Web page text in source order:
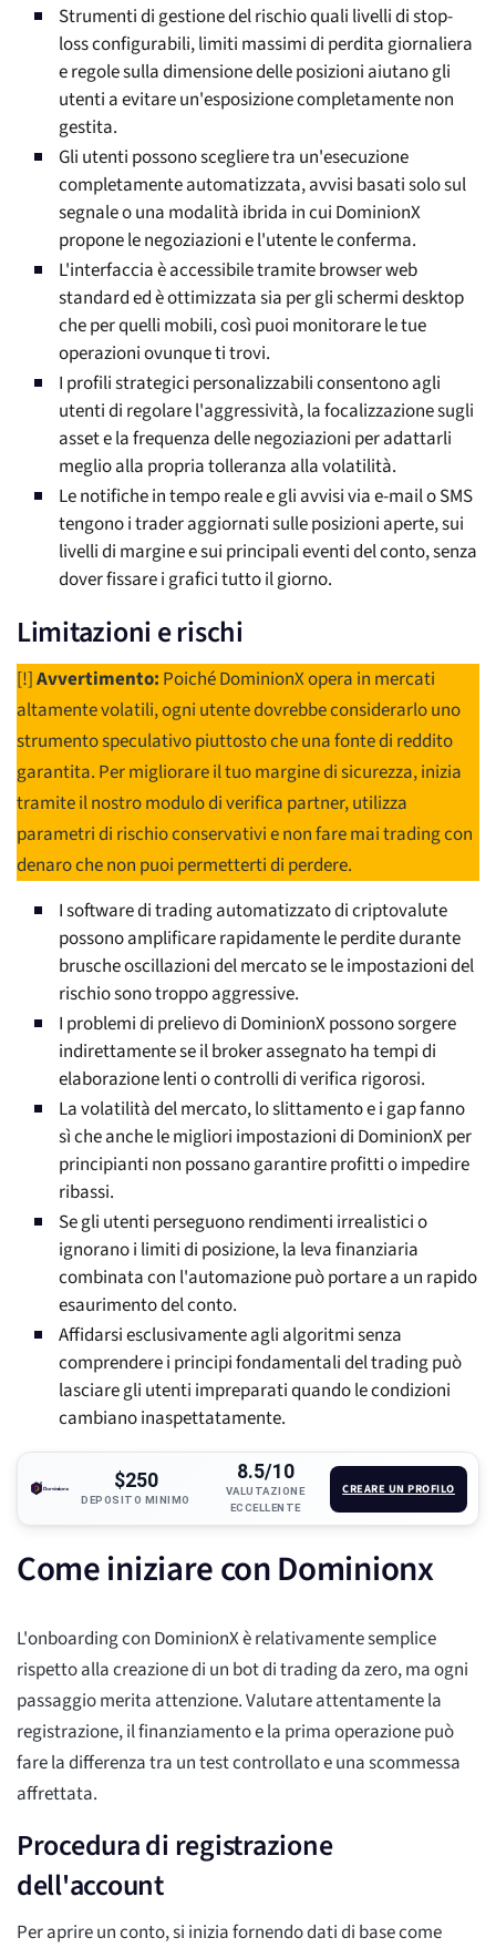
Strumenti di gestione del rischio quali livelli di stop-
loss configurabili, limiti massimi di perdita giornaliera
e regole sulla dimensione delle posizioni aiutano gli
utenti a evitare un'esposizione completamente non
gestita.
Gli utenti possono scegliere tra un'esecuzione
completamente automatizzata, avvisi basati solo sul
segnale o una modalità ibrida in cui DominionX
propone le negoziazioni e l'utente le conferma.
L'interfaccia è accessibile tramite browser web
standard ed è ottimizzata sia per gli schermi desktop
che per quelli mobili, così puoi monitorare le tue
operazioni ovunque ti trovi.
I profili strategici personalizzabili consentono agli
utenti di regolare l'aggressività, la focalizzazione sugli
asset e la frequenza delle negoziazioni per adattarli
meglio alla propria tolleranza alla volatilità.
Le notifiche in tempo reale e gli avvisi via e-mail o SMS
tengono i trader aggiornati sulle posizioni aperte, sui
livelli di margine e sui principali eventi del conto, senza
dover fissare i grafici tutto il giorno.
Limitazioni e rischi
[!]Avvertimento: Poiché DominionX opera in mercati
altamente volatili, ogni utente dovrebbe considerarlo uno
strumento speculativo piuttosto che una fonte di reddito
garantita. Per migliorare il tuo margine di sicurezza, inizia
tramite il nostro modulo di verifica partner, utilizza
parametri di rischio conservativi e non fare mai trading con
denaro che non puoi permetterti di perdere.
I software di trading automatizzato di criptovalute
possono amplificare rapidamente le perdite durante
brusche oscillazioni del mercato se le impostazioni del
rischio sono troppo aggressive.
I problemi di prelievo di DominionX possono sorgere
indirettamente se il broker assegnato ha tempi di
elaborazione lenti o controlli di verifica rigorosi.
La volatilità del mercato, lo slittamento e i gap fanno
sì che anche le migliori impostazioni di DominionX per
principianti non possano garantire profitti o impedire
ribassi.
Se gli utenti perseguono rendimenti irrealistici o
ignorano i limiti di posizione, la leva finanziaria
combinata con l'automazione può portare a un rapido
esaurimento del conto.
Affidarsi esclusivamente agli algoritmi senza
comprendere i principi fondamentali del trading può
lasciare gli utenti impreparati quando le condizioni
cambiano inaspettatamente.
$250
DEPOSITO MINIMO
8.5/10
VALUTAZIONE
ECCELLENTE
CREARE UN PROFILO
Come iniziare con Dominionx
L'onboarding con DominionX è relativamente semplice
rispetto alla creazione di un bot di trading da zero, ma ogni
passaggio merita attenzione. Valutare attentamente la
registrazione, il finanziamento e la prima operazione può
fare la differenza tra un test controllato e una scommessa
affrettata.
Procedura di registrazione
dell'account
Per aprire un conto, si inizia fornendo dati di base come